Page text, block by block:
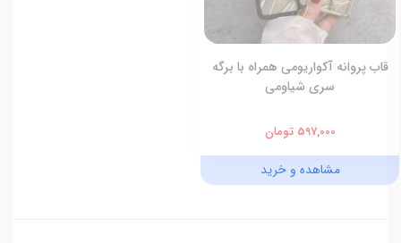
قاب پروانه آکواریومی همراه با برگه
سری شیاومی
597,000 تومان
مشاهده و خرید